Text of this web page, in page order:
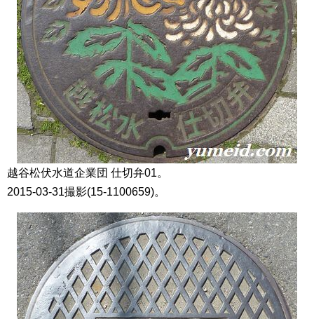
越谷松伏水道企業団 仕切弁01。
2015-03-31撮影(15-1100659)。